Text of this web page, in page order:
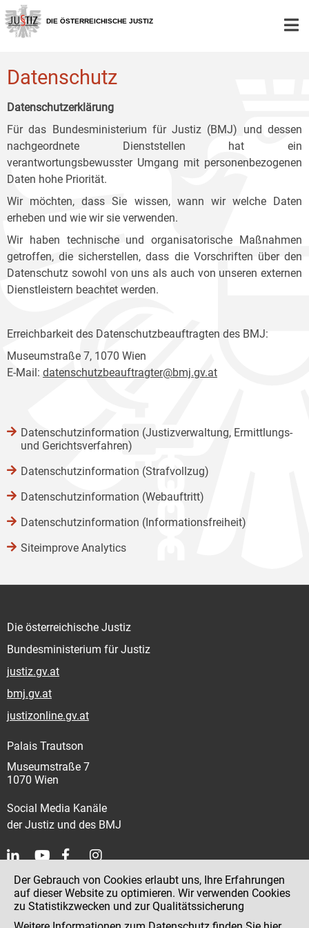
Zur
Hauptnavigation
[1]
Zum
Inhalt
[2]
Zum
Untermenü
[3]
DIE ÖSTERREICHISCHE JUSTIZ
Datenschutz
Datenschutzerklärung
Für das Bundesministerium für Justiz (BMJ) und dessen
nachgeordnete Dienststellen hat ein
verantwortungsbewusster Umgang mit personenbezogenen
Daten hohe Priorität.
Wir möchten, dass Sie wissen, wann wir welche Daten
erheben und wie wir sie verwenden.
Wir haben technische und organisatorische Maßnahmen
getroffen, die sicherstellen, dass die Vorschriften über den
Datenschutz sowohl von uns als auch von unseren externen
Dienstleistern beachtet werden.
Erreichbarkeit des Datenschutzbeauftragten des BMJ:
Museumstraße 7, 1070 Wien
E-Mail: datenschutzbeauftragter@bmj.gv.at
Datenschutzinformation (Justizverwaltung, Ermittlungs-
und Gerichtsverfahren)
Datenschutzinformation (Strafvollzug)
Datenschutzinformation (Webauftritt)
Datenschutzinformation (Informationsfreiheit)
Siteimprove Analytics
Die österreichische Justiz
Bundesministerium für Justiz
justiz.gv.at
bmj.gv.at
justizonline.gv.at
Palais Trautson
Museumstraße 7
1070 Wien
Social Media Kanäle
der Justiz und des BMJ
Kontakt
Impressum
Der Gebrauch von Cookies erlaubt uns, Ihre Erfahrungen
auf dieser Website zu optimieren. Wir verwenden Cookies
zu Statistikzwecken und zur Qualitätssicherung